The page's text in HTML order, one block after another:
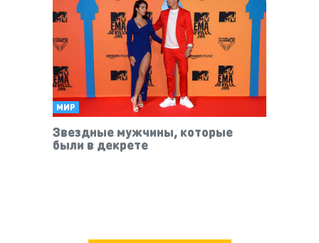
МИР
Звездные мужчины, которые
были в декрете